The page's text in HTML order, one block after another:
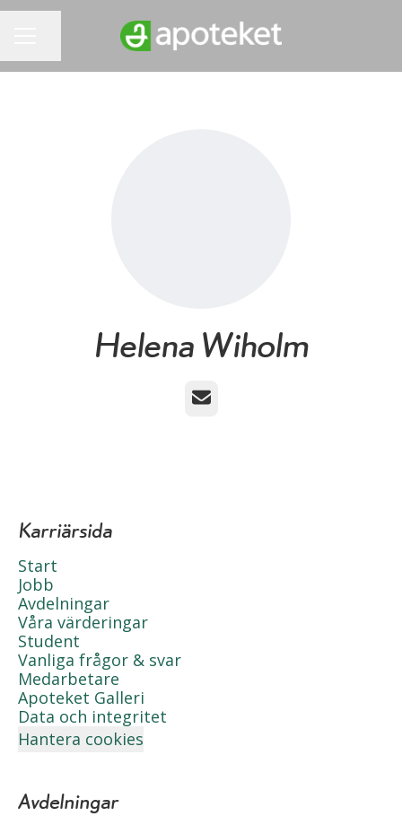
Helena Wiholm
E-post
Karriärsida
Start
Jobb
Avdelningar
Våra värderingar
Student
Vanliga frågor & svar
Medarbetare
Apoteket Galleri
Data och integritet
Hantera cookies
Avdelningar